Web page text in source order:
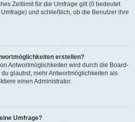
Zeitlimit für die Umfrage gilt (0 bedeutet
und schließlich, ob die Benutzer ihre
erstellen?
Antwortmöglichkeiten wird durch die Board-
glaubst, mehr Antwortmöglichkeiten als
einen Administrator.
Umfrage?